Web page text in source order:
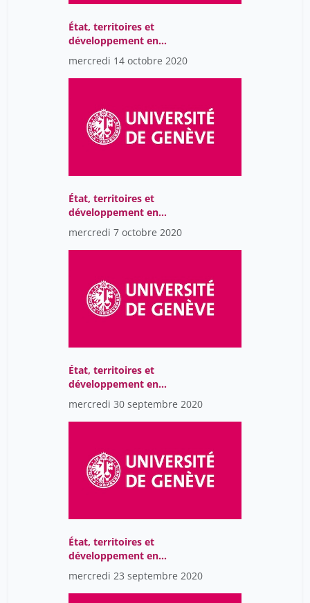
État, territoires et
développement en
mercredi 14 octobre 2020
État, territoires et
développement en
mercredi 7 octobre 2020
État, territoires et
développement en
mercredi 30 septembre 2020
État, territoires et
développement en
mercredi 23 septembre 2020